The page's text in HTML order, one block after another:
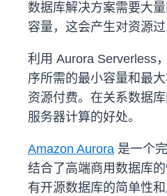
数据库解决方案需要大
容量，这会产生对资源过
利用 Aurora Serverless
序所需的最小容量和最
资源付费。在关系数据
服务器计算的好处。
Amazon Aurora 是一个
结合了高端商用数据库
有开源数据库的简单性